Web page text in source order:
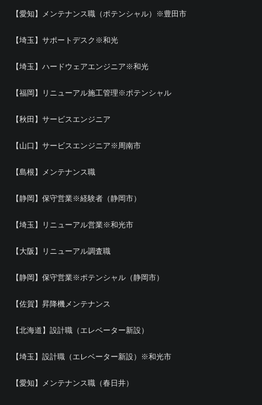
【愛知】メンテナンス職（ポテンシャル）※豊田市
【埼玉】サポートデスク※和光
【埼玉】ハードウェアエンジニア※和光
【福岡】リニューアル施工管理※ポテンシャル
【秋田】サービスエンジニア
【山口】サービスエンジニア※周南市
【島根】メンテナンス職
【静岡】保守営業※経験者（静岡市）
【埼玉】リニューアル営業※和光市
【大阪】リニューアル調査職
【静岡】保守営業※ポテンシャル（静岡市）
【佐賀】昇降機メンテナンス
【北海道】設計職（エレベーター新設）
【埼玉】設計職（エレベーター新設）※和光市
【愛知】メンテナンス職（春日井）